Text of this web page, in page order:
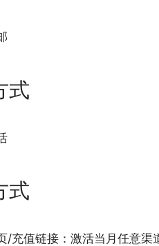
式
式
/充值链接：激活当月任意渠